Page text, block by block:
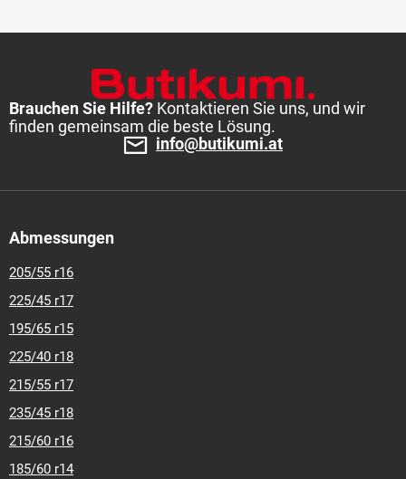
18 305-30-r-19 305-30-r-20
Brauchen Sie Hilfe? Kontaktieren Sie uns, und wir
finden gemeinsam die beste Lösung.
info@butikumi.at
Abmessungen
205/55 r16
225/45 r17
195/65 r15
225/40 r18
215/55 r17
235/45 r18
215/60 r16
185/60 r14